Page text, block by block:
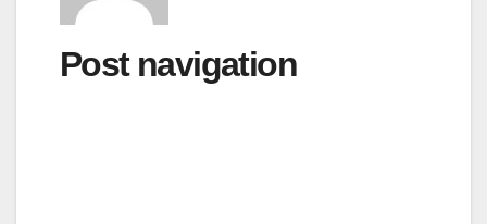
Post navigation